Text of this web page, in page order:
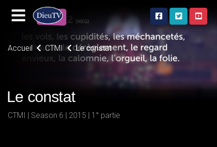
Accueil CTMI Le constat
Le constat
CTMI | Season 6 | 2015 | 1° partie